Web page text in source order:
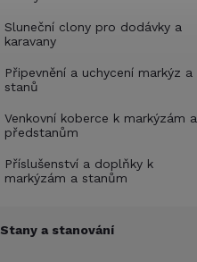
Sluneční clony pro dodávky a
karavany
Připevnění a uchycení markýz a
stanů
Venkovní koberce k markýzám a
předstanům
Příslušenství a doplňky k
markýzám a stanům
Stany a stanování